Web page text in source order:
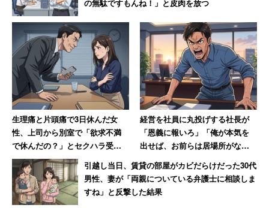
が人気だった。
大学1～2年生は、まだ就職活動が始まっていないため、実
際に就職活動をしている学生とは希望する企業が異なる可
能性もある。しかし実際には、1～2年生と就活生で上位
20社中12社が同じだった。
就職したい業種としては、公的機関が41.0％を占め、エン
タメ・レジャー（20.2％）、生活用品・サービス
（19.6％）が続いた。逆に就職したくない業種の1位は小
売・外食（13.4％）で、自動車・重機械（8.8％）、運
輸・物流（7.6％）も不人気だった。
の無駄ですもんね！」と皮肉を放つ
生理痛と片頭痛で3日休んだ女
性、上司から別室で「欲求不満
で休んだの？」とセクハラ受け
て退職→その後、会社倒産で
「ザマーミロ！」
経営を社員に丸投げする社長が
「恩義に報いろ」「俺が本気を
出せば、お前らは居場所がなく
なる」発言 激怒した男性、社
長を罵倒して退職【後編】
引越し当日、賃貸の部屋がカビだらけだった30代
男性、妻が「両親についている弁護士に相談しま
すね」と反撃した結果